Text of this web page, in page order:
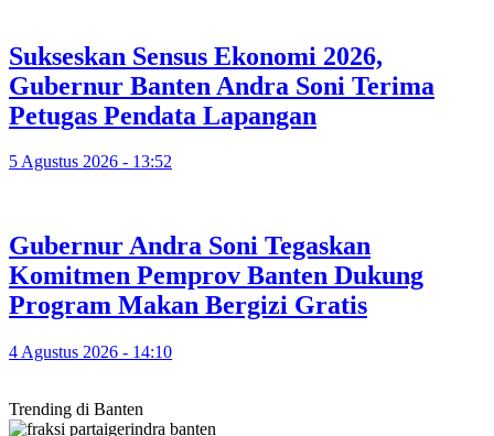
Sukseskan Sensus Ekonomi 2026,
Gubernur Banten Andra Soni Terima
Petugas Pendata Lapangan
5 Agustus 2026 - 13:52
Gubernur Andra Soni Tegaskan
Komitmen Pemprov Banten Dukung
Program Makan Bergizi Gratis
4 Agustus 2026 - 14:10
Trending di Banten